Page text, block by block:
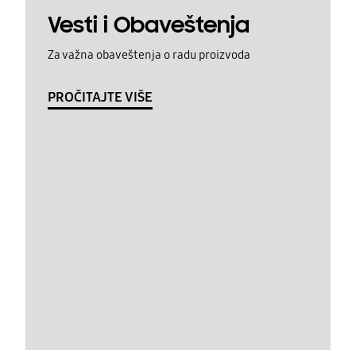
Vesti i Obaveštenja
Za važna obaveštenja o radu proizvoda
PROČITAJTE VIŠE